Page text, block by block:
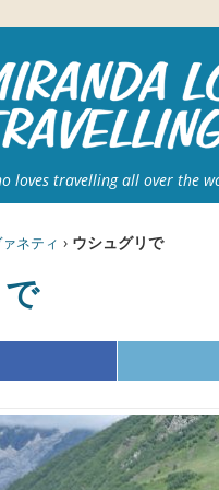
loves travelling all over the
ネティ › ウシュグリで
で